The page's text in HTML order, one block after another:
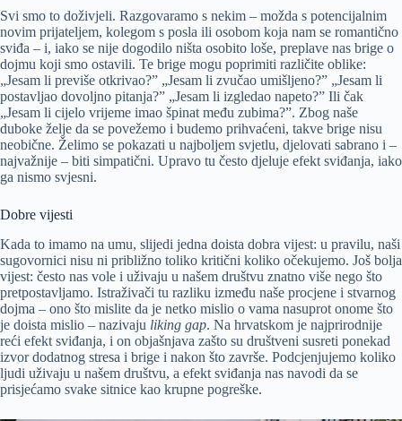
Svi smo to doživjeli. Razgovaramo s nekim – možda s potencijalnim
novim prijateljem, kolegom s posla ili osobom koja nam se romantično
sviđa – i, iako se nije dogodilo ništa osobito loše, preplave nas brige o
dojmu koji smo ostavili. Te brige mogu poprimiti različite oblike:
„Jesam li previše otkrivao?” „Jesam li zvučao umišljeno?” „Jesam li
postavljao dovoljno pitanja?” „Jesam li izgledao napeto?” Ili čak
„Jesam li cijelo vrijeme imao špinat među zubima?”. Zbog naše
duboke želje da se povežemo i budemo prihvaćeni, takve brige nisu
neobične. Želimo se pokazati u najboljem svjetlu, djelovati sabrano i –
najvažnije – biti simpatični. Upravo tu često djeluje efekt sviđanja, iako
ga nismo svjesni.
Dobre vijesti
Kada to imamo na umu, slijedi jedna doista dobra vijest: u pravilu, naši
sugovornici nisu ni približno toliko kritični koliko očekujemo. Još bolja
vijest: često nas vole i uživaju u našem društvu znatno više nego što
pretpostavljamo. Istraživači tu razliku između naše procjene i stvarnog
dojma – ono što mislite da je netko mislio o vama nasuprot onome što
je doista mislio – nazivaju liking gap. Na hrvatskom je najprirodnije
reći efekt sviđanja, i on objašnjava zašto su društveni susreti ponekad
izvor dodatnog stresa i brige i nakon što završe. Podcjenjujemo koliko
ljudi uživaju u našem društvu, a efekt sviđanja nas navodi da se
prisjećamo svake sitnice kao krupne pogreške.